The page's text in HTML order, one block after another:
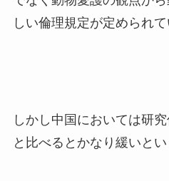
しい倫理規定が定められて
しかし中国においては研
と比べるとかなり緩いとい